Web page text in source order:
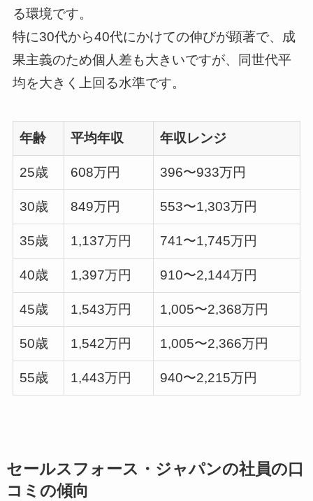
る環境です。
特に30代から40代にかけての伸びが顕著で、成
果主義のため個人差も大きいですが、同世代平
均を大きく上回る水準です。
年齢 平均年収 年収レンジ
25歳 608万円 396〜933万円
30歳 849万円 553〜1,303万円
35歳 1,137万円 741〜1,745万円
40歳 1,397万円 910〜2,144万円
45歳 1,543万円 1,005〜2,368万円
50歳 1,542万円 1,005〜2,366万円
55歳 1,443万円 940〜2,215万円
セールスフォース・ジャパンの社員の口
コミの傾向